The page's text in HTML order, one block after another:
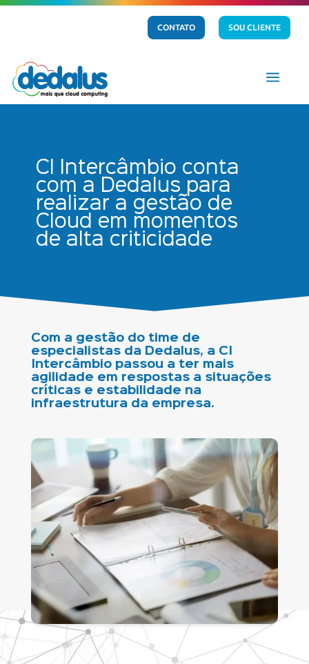
CONTATO SOU CLIENTE
a
CI Intercâmbio conta
com a Dedalus para
realizar a gestão de
Cloud em momentos
de alta criticidade
Com a gestão do time de
especialistas da Dedalus, a CI
Intercâmbio passou a ter mais
agilidade em respostas a situações
críticas e estabilidade na
infraestrutura da empresa.